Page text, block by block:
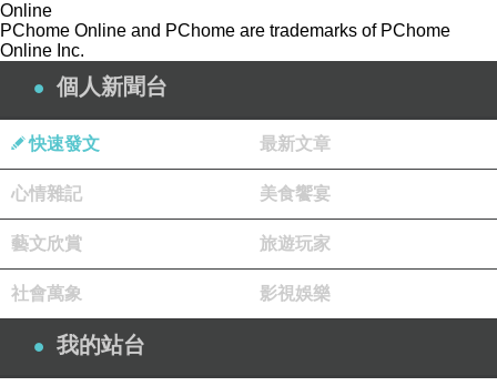
LED液晶面版指示
雙入紙口， 可碎紙張，信用卡及CD
全自動感應碎紙
Online
PChome Online and PChome are trademarks of PChome
Online Inc.
個人新聞台
快速發文 最新文章
心情雜記 美食饗宴
藝文欣賞 旅遊玩家
社會萬象 影視娛樂
我的站台